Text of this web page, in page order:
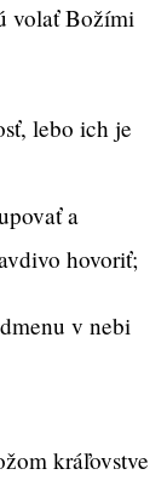
volať Božími
lebo ich je
a
hovoriť;
v nebi
kráľovstve